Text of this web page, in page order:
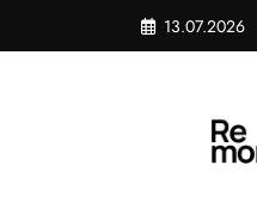
содержимому
13.07.2026